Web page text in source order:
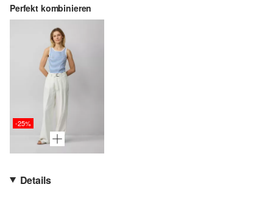
Perfekt kombinieren
-25%
Details